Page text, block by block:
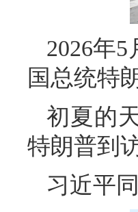
2026年
国总统特
初夏的
特朗普到访
习近平